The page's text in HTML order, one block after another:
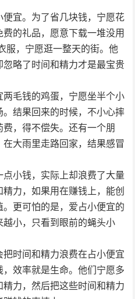
宜。为了省几块钱，宁愿花
的礼品，愿意下载一堆没用
服，宁愿逛一整天的街。他
略了时间和精力才是最宝贵
毛钱的鸡蛋，宁愿坐半个小
结果回来的时候，不小心摔
，得不偿失。还有一个朋
大雨里走路回家，结果感冒
小钱，实际上却浪费了大量
力，如果用在赚钱上，能创
更可怕的是，爱占小便宜的
小，只看到眼前的蝇头小
时间和精力浪费在占小便宜
，效率就是生命。他们宁愿多
力，然后把这些时间和精力